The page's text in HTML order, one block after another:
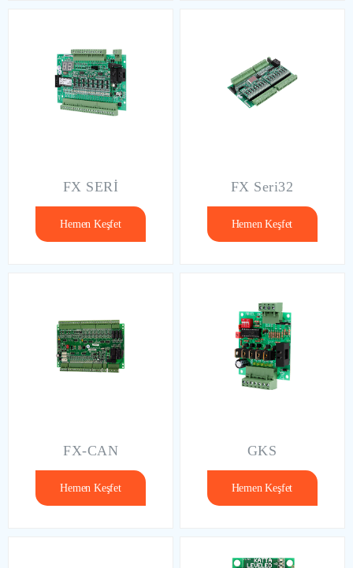
FX SERİ
Hemen Keşfet
FX Seri32
Hemen Keşfet
FX-CAN
Hemen Keşfet
GKS
Hemen Keşfet